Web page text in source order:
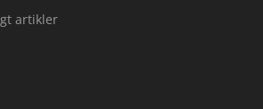
artikler